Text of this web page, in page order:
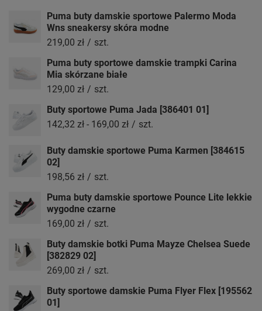
Puma buty damskie sportowe Palermo Moda
Wns sneakersy skóra modne
219,00 zł / szt.
Puma buty sportowe damskie trampki Carina
Mia skórzane białe
129,00 zł / szt.
Buty sportowe Puma Jada [386401 01]
142,32 zł - 169,00 zł / szt.
Buty damskie sportowe Puma Karmen [384615
02]
198,56 zł / szt.
Puma buty damskie sportowe Pounce Lite lekkie
wygodne czarne
169,00 zł / szt.
Buty damskie botki Puma Mayze Chelsea Suede
[382829 02]
269,00 zł / szt.
Buty sportowe damskie Puma Flyer Flex [195562
01]